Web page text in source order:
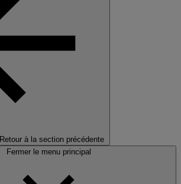
Retour à la section précédente
Fermer le menu principal